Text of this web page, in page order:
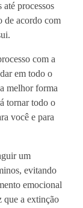
processos
de acordo com
com a
em todo o
melhor forma
tornar todo o
você e para
um
evitando
emocional
que a extinção